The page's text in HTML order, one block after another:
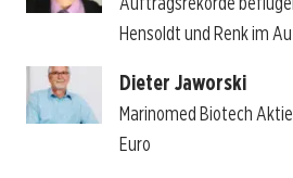
Hensoldt und Renk im
Dieter Jaworski
Marinomed Biotech
Euro